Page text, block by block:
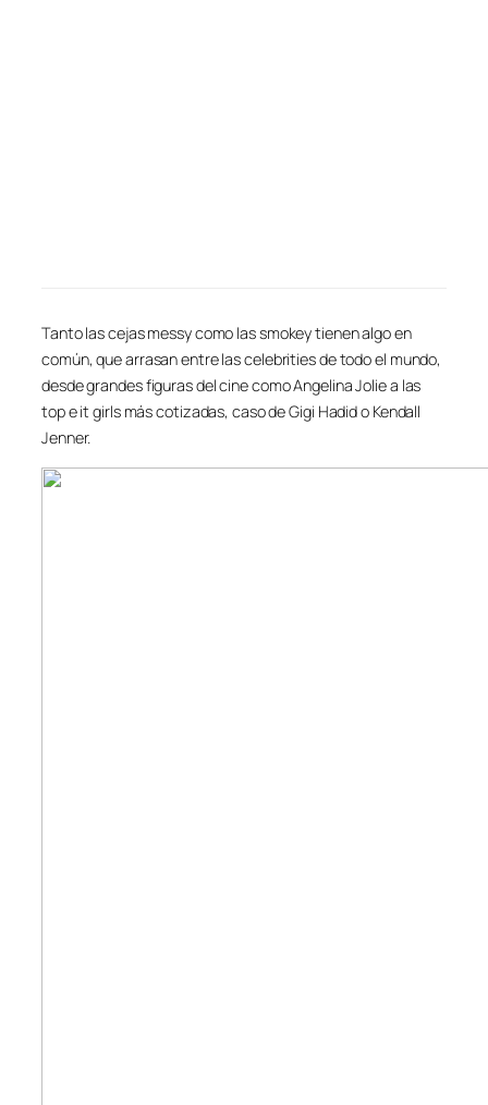
Tanto las cejas messy como las smokey tienen algo en
común, que arrasan entre las celebrities de todo el mundo,
desde grandes figuras del cine como Angelina Jolie a las
top e it girls más cotizadas, caso de Gigi Hadid o Kendall
Jenner.